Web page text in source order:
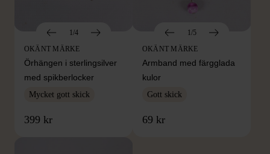
1/4
OKÄNT MÄRKE
Örhängen i sterlingsilver
med spikberlocker
Mycket gott skick
399 kr
1/5
OKÄNT MÄRKE
Armband med färgglada
kulor
Gott skick
69 kr